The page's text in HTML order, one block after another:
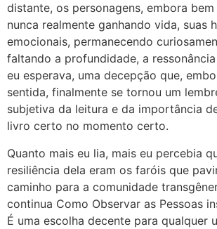
distante, os personagens, embora
nunca realmente ganhando vida, suas
emocionais, permanecendo
faltando a profundidade, a
eu esperava, uma decepção que,
sentida, finalmente se tornou um
subjetiva da leitura e da importância
livro certo no momento certo.
Quanto mais eu lia, mais eu percebia
resiliência dela eram os faróis que
caminho para a comunidade
continua Como Observar as Pessoas
É uma escolha decente para qualquer